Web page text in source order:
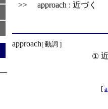
>> approach : 近づく
approach[ 動詞 ]
①
[